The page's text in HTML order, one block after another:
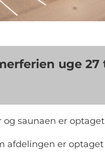
uge 27
og saunaen er
afdelingen er